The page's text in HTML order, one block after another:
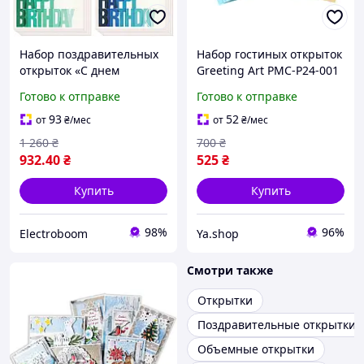
Набор поздравительных
открыток «С днем
Готово к отправке
от93₴/мес
932.40₴
1 260 ₴
Купить
Electroboom 98%
Набор гостиных открыток
Greeting Art PMC-P24-001
наклейками 10×15 см
Готово к отправке
от52₴/мес
525₴
700 ₴
Купить
Ya.shop 96%
Смотри также
Открытки
Поздравительные открытки
Объемные открытки